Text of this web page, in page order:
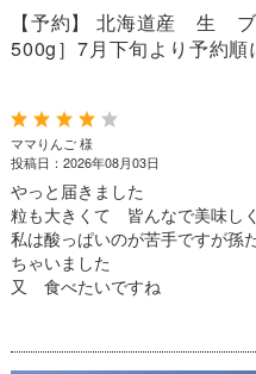
【予約】 北海道産 生
500g］7月下旬より予約順
ママりんご 様
投稿日：2026年08月03日
やっと届きました
粒も大きくて 皆んなで美味し
私は酸っぱいのが苦手ですが孫
ちゃいました
又 食べたいですね